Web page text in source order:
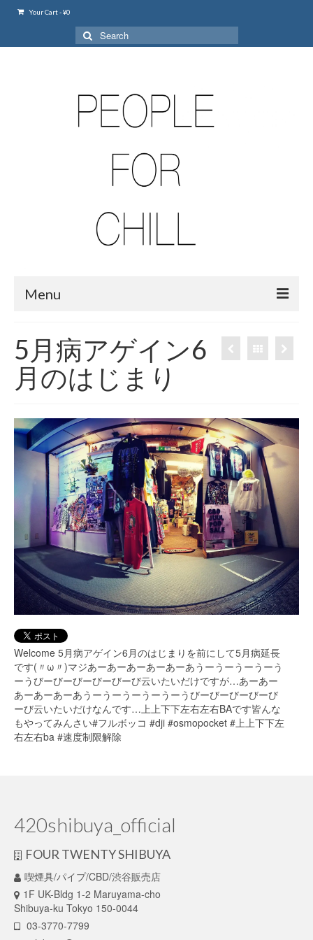
Your Cart-¥0
Search
for:
Menu
420 shibuya_info
420 shibuya_access
420 shibuya_shop
Instagram:420shibuya_official
About:FOUR TWENTY SHIBUYA
YouTube:420shibuya
420 Blog Full
www.h4wp.com
420friendly 通販
5月病アゲイン6
月のはじまり
Welcome 5月病アゲイン6月のはじまりを前にして5月病延長
です(〃ω〃)マジあーあーあーあーあーあうーうーうーうーう
ーうびーびーびーびーびーび云いたいだけですが…あーあー
あーあーあーあうーうーうーうーうーうびーびーびーびーび
ーび云いたいだけなんです…上上下下左右左右BAです皆んな
もやってみんさい#フルボッコ #dji #osmopocket #上上下下左
右左右ba #速度制限解除
420shibuya_official
FOUR TWENTY SHIBUYA
喫煙具/パイプ/CBD/渋谷販売店
1F UK-Bldg 1-2 Maruyama-cho
Shibuya-ku Tokyo 150-0044
03-3770-7799